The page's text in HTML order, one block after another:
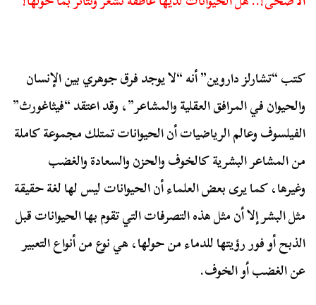
كتب “تشارلز داروين” أنه “لا يوجد فرق جوهري بين الإنسان
والحيوان في المرافق العقلية والمشاعر”، وقد اعتقد “فيثاغورث”
الفيلسوف وعالم الرياضيات أن الحيوانات تمتلك مجموعة كاملة
من المشاعر البشرية كالخوف والحزن والسعادة والغضب
وغيرها، كما يرى بعض العلماء أن الحيوانات ليس لها لغة حقيقة
مثل البشر إلا أن مثل هذه التصرفات التي تقوم بها الحيوانات قبل
الذبح أو فور رؤيتها للدماء من حولها، هي نوع من أنواع التعبير
عن الغضب أو الخوف.